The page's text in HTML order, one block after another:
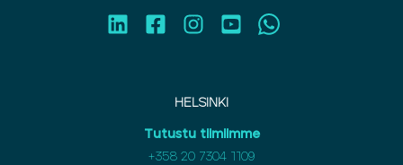
HELSINKI
Tutustu tiimiimme
+358 20 7304 1109